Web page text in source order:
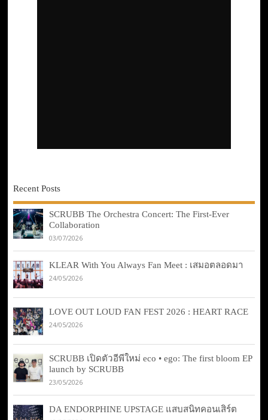
Recent Posts
SCRUBB The Orchestra Concert: The First-Ever
Collaboration
03/07/2026
KLEAR With You Always Fan Meet : เสมอตลอดมา
24/05/2026
LOVE OUT LOUD FAN FEST 2026 : HEART RACE
24/05/2026
SCRUBB เปิดตัวอีพีใหม่ eco • ego: The first bloom EP
launch by SCRUBB
23/05/2026
DA ENDORPHINE UPSTAGE แสบสนิทคอนเสิร์ต